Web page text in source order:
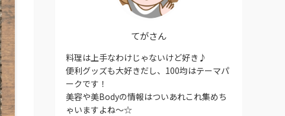
てがさん
料理は上手なわけじゃないけど好き♪
便利グッズも大好きだし、100均はテーマパ
ークです！
美容や美Bodyの情報はついあれこれ集めち
ゃいますよね〜☆